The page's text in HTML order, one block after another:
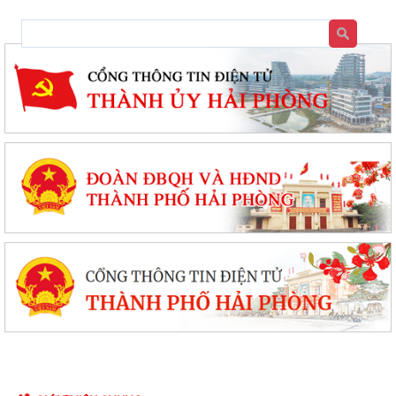
Danh mục các dự án, công trình được đề xuất phải thu hồi đất trình Hội